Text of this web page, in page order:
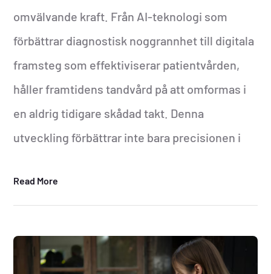
omvälvande kraft. Från AI-teknologi som
förbättrar diagnostisk noggrannhet till digitala
framsteg som effektiviserar patientvården,
håller framtidens tandvård på att omformas i
en aldrig tidigare skådad takt. Denna
utveckling förbättrar inte bara precisionen i
Read More